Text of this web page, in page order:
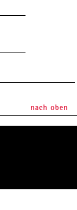
nach oben